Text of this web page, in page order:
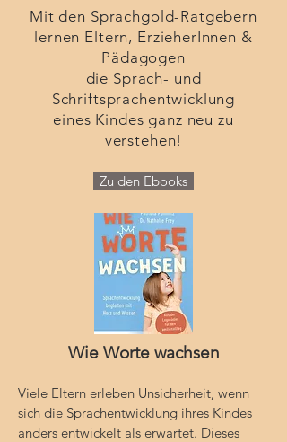
Mit den Sprachgold-Ratgebern
lernen Eltern, ErzieherInnen &
Pädagogen
die Sprach- und
Schriftsprachentwicklung
eines Kindes ganz neu zu
verstehen!
Zu den Ebooks
Wie Worte wachsen
Viele Eltern erleben Unsicherheit, wenn
sich die Sprachentwicklung ihres Kindes
anders entwickelt als erwartet. Dieses